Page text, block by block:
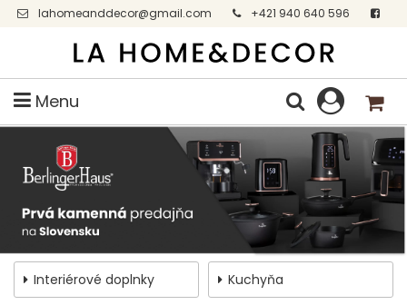
lahomeanddecor@gmail.com
+421 940 640 596
Facebook
Menu
Interiérové doplnky Kuchyňa